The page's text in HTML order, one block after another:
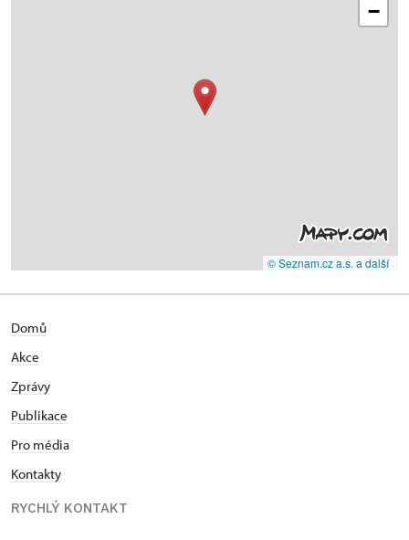
−
© Seznam.cz a.s. a další
Domů
Akce
Zprávy
Publikace
Pro média
Kontakty
RYCHLÝ KONTAKT